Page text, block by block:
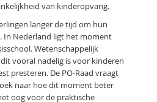
van kinderopvang.
langer de tijd om hun
In Nederland ligt het moment
Wetenschappelijk
vooral nadelig is voor kinderen
presteren. De PO-Raad vraagt
naar hoe dit moment beter
oog voor de praktische